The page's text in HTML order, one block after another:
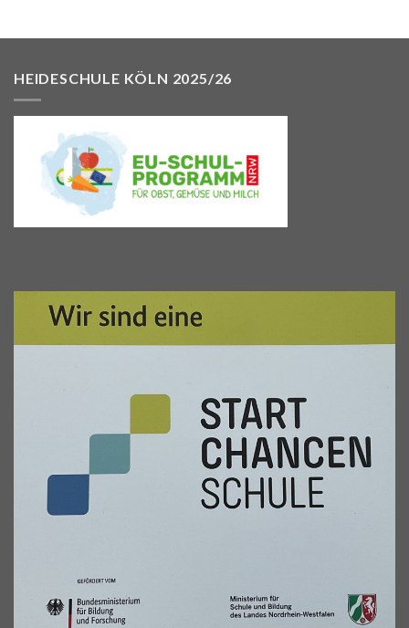
HEIDESCHULE KÖLN 2025/26